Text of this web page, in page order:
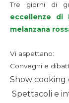
Tre giorni di
eccellenze di
melanzana
Vi aspettano:
Convegni e
Show cooking
Spettacoli e